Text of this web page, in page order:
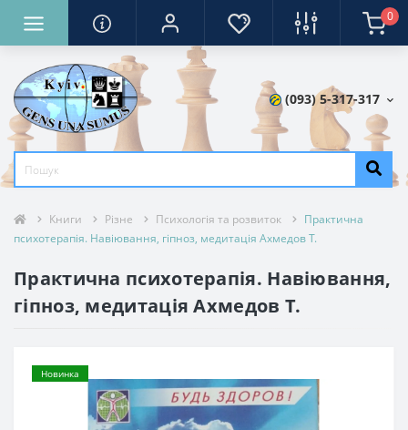
0
(093) 5-317-317
Книги Різне Психологія та розвиток
Практична
психотерапія. Навіювання, гіпноз, медитація Ахмедов Т.
Практична психотерапія. Навіювання,
гіпноз, медитація Ахмедов Т.
Новинка